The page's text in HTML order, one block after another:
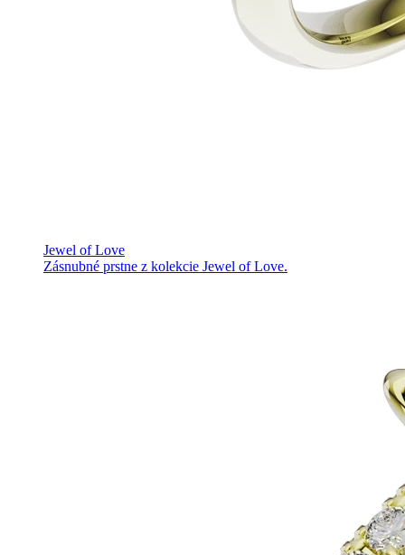
Jewel of Love
Zásnubné prstne z kolekcie Jewel of Love.